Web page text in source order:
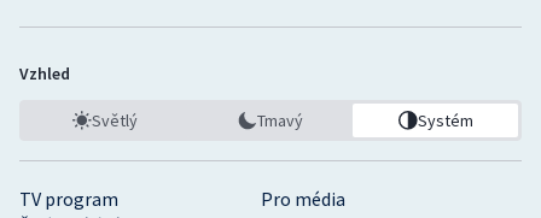
Ostatní
TV program
Pro média
Vzhled
Světlý Tmavý Systém